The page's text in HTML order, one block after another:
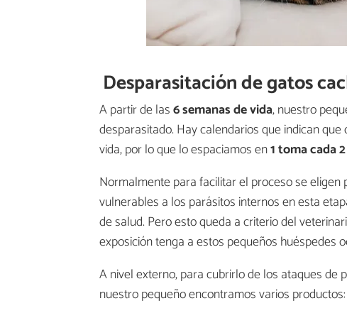
Desparasitación de gatos
A partir de las6 semanas de vida, nuestro
desparasitado. Hay calendarios que indican
vida, por lo que lo espaciamos en1 toma cada
Normalmente para facilitar el proceso se
vulnerables a los parásitos internos en esta
de salud. Pero esto queda a criterio del
exposición tenga a estos pequeños huéspedes
A nivel externo, para cubrirlo de los ataques de
nuestro pequeño encontramos varios productos: